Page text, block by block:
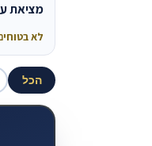
מציאת
לא
הכל